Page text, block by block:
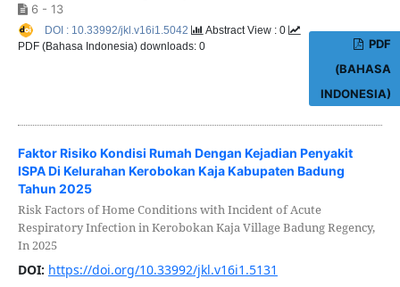
6 - 13
PDF
(BAHASA
INDONESIA)
DOI : 10.33992/jkl.v16i1.5042
Abstract View : 0
PDF (Bahasa Indonesia) downloads: 0
Faktor Risiko Kondisi Rumah Dengan Kejadian Penyakit
ISPA Di Kelurahan Kerobokan Kaja Kabupaten Badung
Tahun 2025
Risk Factors of Home Conditions with Incident of Acute
Respiratory Infection in Kerobokan Kaja Village Badung Regency,
In 2025
DOI: https://doi.org/10.33992/jkl.v16i1.5131